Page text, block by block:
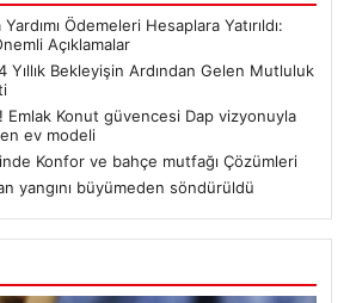
Ödemeleri Hesaplara Yatırıldı:
Açıklamalar
Yıllık Bekleyişin Ardından Gelen Mutluluk
Emlak Konut güvencesi Dap vizyonuyla
ev modeli
Konfor ve bahçe mutfağı Çözümleri
yangını büyümeden söndürüldü